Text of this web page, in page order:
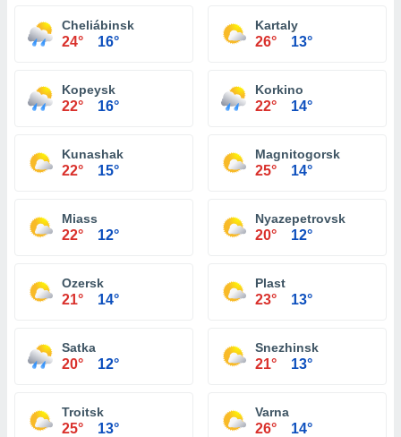
Cheliábinsk
24° 16°
Kartaly
26° 13°
Kopeysk
22° 16°
Korkino
22° 14°
Kunashak
22° 15°
Magnitogorsk
25° 14°
Miass
22° 12°
Nyazepetrovsk
20° 12°
Ozersk
21° 14°
Plast
23° 13°
Satka
20° 12°
Snezhinsk
21° 13°
Troitsk
25° 13°
Varna
26° 14°